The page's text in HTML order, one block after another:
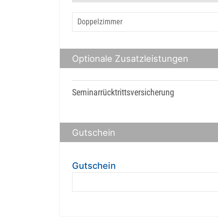
Optionale Zusatzleistungen
Seminarrücktrittsversicherung
Gutschein
Gutschein